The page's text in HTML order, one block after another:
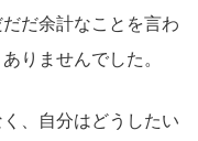
だ余計なことを言わ
りませんでした。
、自分はどうしたい